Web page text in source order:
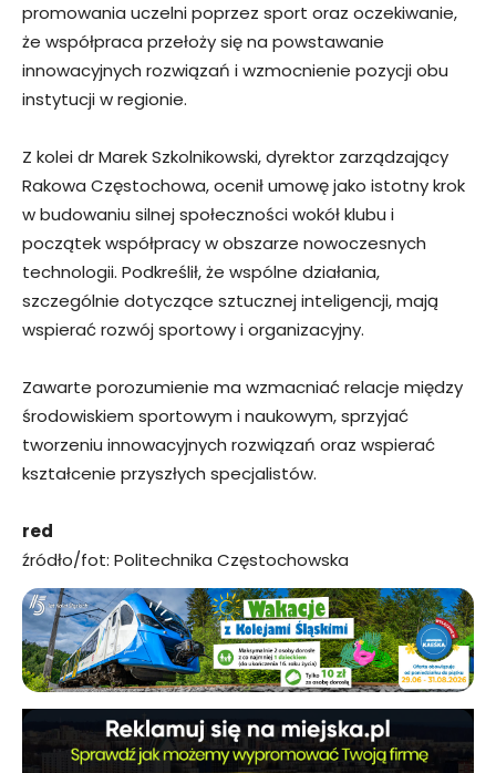
promowania uczelni poprzez sport oraz oczekiwanie,
że współpraca przełoży się na powstawanie
innowacyjnych rozwiązań i wzmocnienie pozycji obu
instytucji w regionie.
Z kolei dr Marek Szkolnikowski, dyrektor zarządzający
Rakowa Częstochowa, ocenił umowę jako istotny krok
w budowaniu silnej społeczności wokół klubu i
początek współpracy w obszarze nowoczesnych
technologii. Podkreślił, że wspólne działania,
szczególnie dotyczące sztucznej inteligencji, mają
wspierać rozwój sportowy i organizacyjny.
Zawarte porozumienie ma wzmacniać relacje między
środowiskiem sportowym i naukowym, sprzyjać
tworzeniu innowacyjnych rozwiązań oraz wspierać
kształcenie przyszłych specjalistów.
red
źródło/fot: Politechnika Częstochowska